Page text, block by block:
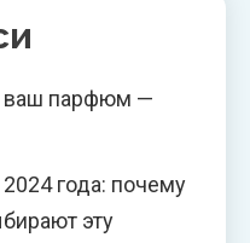
ваш парфюм —
года: почему
эту